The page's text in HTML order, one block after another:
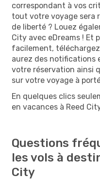
correspondant à vos
tout votre voyage sera
de liberté ? Louez
City avec eDreams ! Et
facilement,
aurez des notifications
votre réservation ainsi
sur votre voyage à
En quelques clics
en vacances à Reed
Questions
les vols à
City